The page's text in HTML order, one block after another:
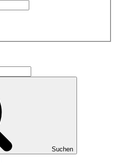
Suchen